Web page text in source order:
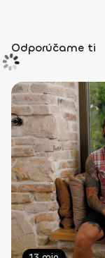
Odporúčame ti